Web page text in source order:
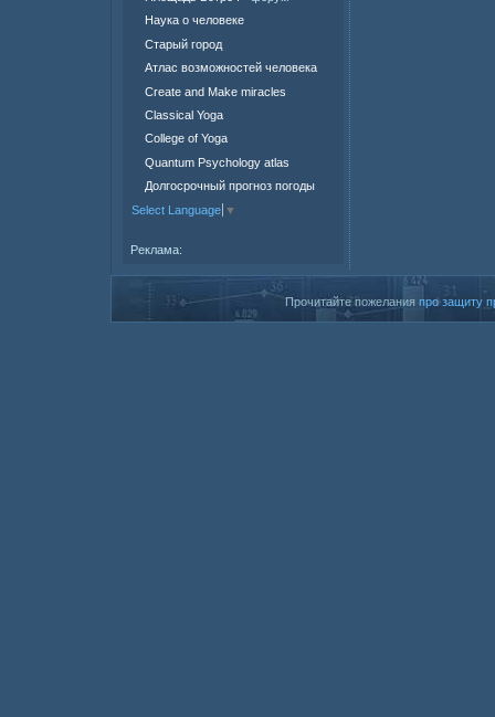
Наука о человеке
Старый город
Атлас возможностей человека
Create and Make miracles
Classical Yoga
College of Yoga
Quantum Psychology atlas
Долгосрочный прогноз погоды
Select Language ▼
Реклама:
Прочитайте пожелания про защиту